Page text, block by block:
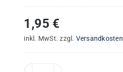
1,95 €
inkl. MwSt. zzgl. Versandkosten